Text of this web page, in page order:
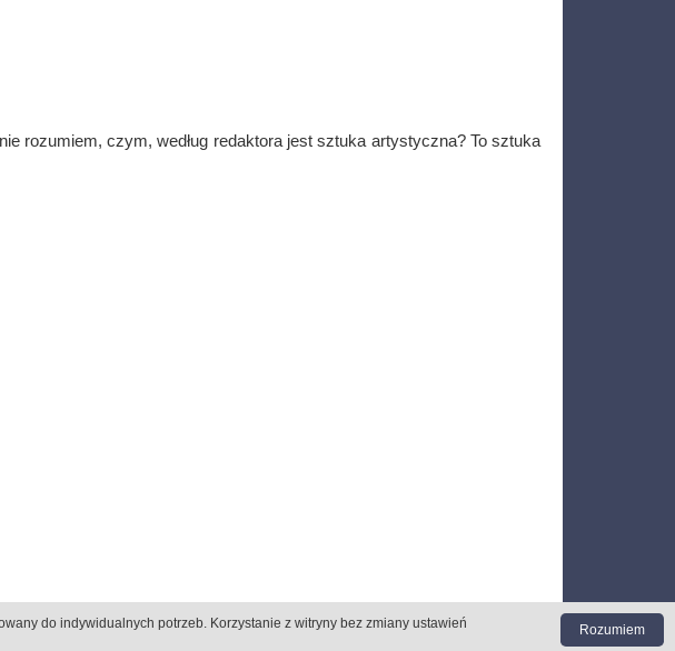
rozumiem, czym, według redaktora jest sztuka artystyczna? To sztuka
do indywidualnych potrzeb. Korzystanie z witryny bez zmiany ustawień
Rozumiem